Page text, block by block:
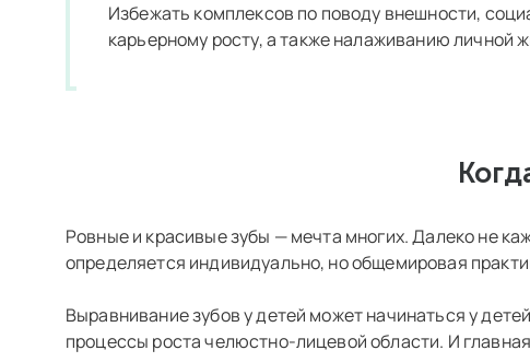
Избежать комплексов по поводу внешности,
карьерному росту, а также налаживанию личной
Ровные и красивые зубы — мечта многих. Далеко не
определяется индивидуально, но общемировая
Выравнивание зубов у детей может начинаться у
процессы роста челюстно-лицевой области. И